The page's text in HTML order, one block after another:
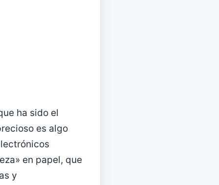
ha sido el
es algo
en papel, que
y